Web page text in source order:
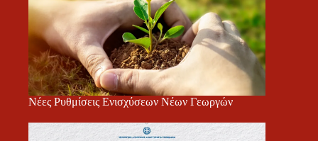
Νέες Ρυθμίσεις Ενισχύσεων Νέων Γεωργών